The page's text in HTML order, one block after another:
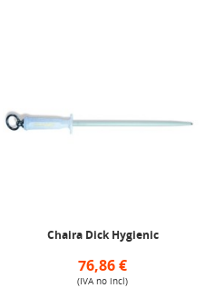
Chaira Dick Hygienic
76,86 €
(IVA no incl)